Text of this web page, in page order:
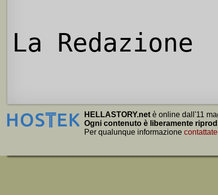
La Redazione
HELLASTORY.net è online dall'11
Ogni contenuto è liberamente
Per qualunque informazione